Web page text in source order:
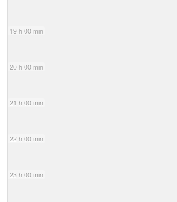
19 h 00 min
20 h 00 min
21 h 00 min
22 h 00 min
23 h 00 min